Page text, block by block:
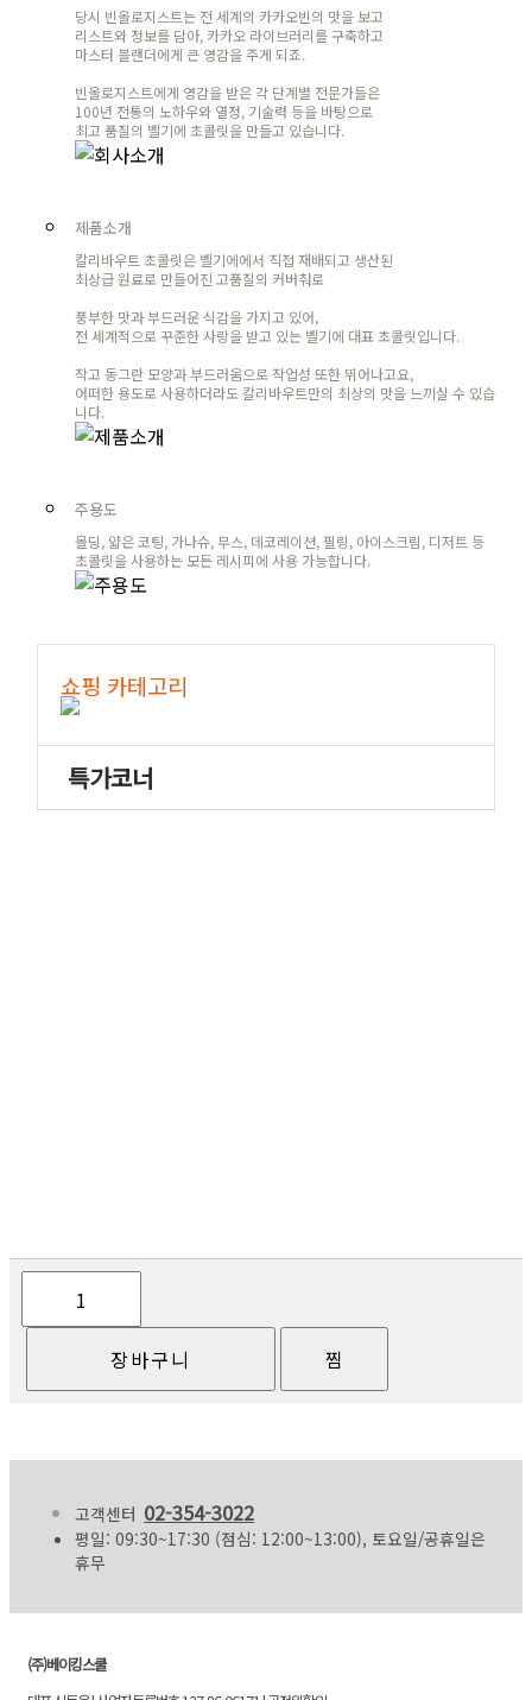
당시 빈올로지스트는 전 세계의 카카오빈의 맛을 보고
리스트와 정보를 담아, 카카오 라이브러리를 구축하고
마스터 블랜더에게 큰 영감을 주게 되죠.
빈올로지스트에게 영감을 받은 각 단계별 전문가들은
100년 전통의 노하우와 열정, 기술력 등을 바탕으로
최고 품질의 벨기에 초콜릿을 만들고 있습니다.
제품소개
칼리바우트 초콜릿은 벨기에에서 직접 재배되고 생산된
최상급 원료로 만들어진 고품질의 커버춰로
풍부한 맛과 부드러운 식감을 가지고 있어,
전 세계적으로 꾸준한 사랑을 받고 있는 벨기에 대표 초콜릿입니다.
작고 동그란 모양과 부드러움으로 작업성 또한 뛰어나고요,
어떠한 용도로 사용하더라도 칼리바우트만의 최상의 맛을 느끼실 수 있습
니다.
주용도
몰딩, 얇은 코팅, 가나슈, 무스, 데코레이션, 필링, 아이스크림, 디저트 등
초콜릿을 사용하는 모든 레시피에 사용 가능합니다.
고객센터 02-354-3022
평일: 09:30~17:30 (점심: 12:00~13:00), 토요일/공휴일은
휴무
(주)베이킹스쿨